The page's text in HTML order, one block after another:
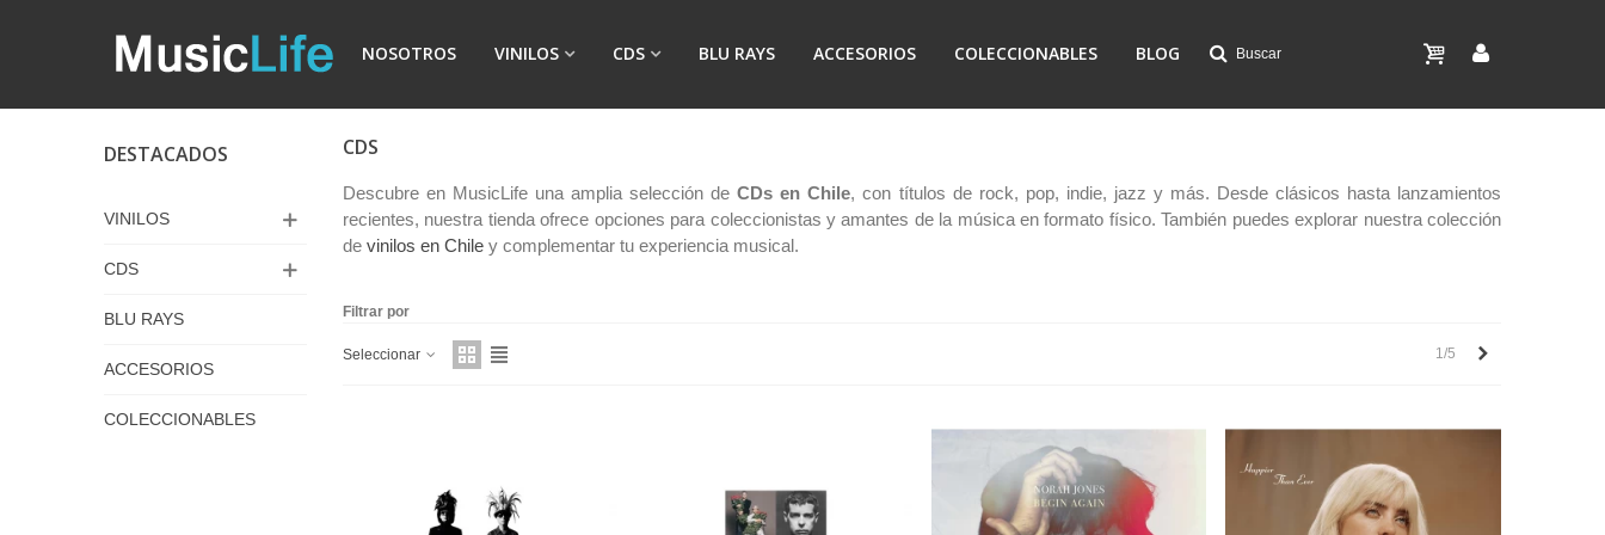
NOSOTROS VINILOS CDS BLU RAYS ACCESORIOS COLECCIONABLES BLOG Buscar
DESTACADOS
VINILOS
CDS
BLU RAYS
ACCESORIOS
COLECCIONABLES
CDS
Descubre en MusicLife una amplia selección deCDs en Chile, con títulos de rock, pop, indie, jazz y más. Desde clásicos hasta lanzamientos
recientes, nuestra tienda ofrece opciones para coleccionistas y amantes de la música en formato físico. También puedes explorar nuestra colección
de vinilos en Chile y complementar tu experiencia musical.
Filtrar por
Seleccionar 1/5